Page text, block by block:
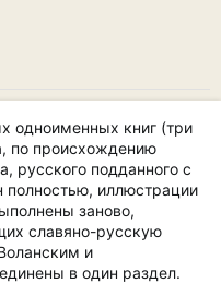
одноименных книг (три
по происхождению
русского подданного с
полностью, иллюстрации
заново,
славяно-русскую
и
в один раздел.